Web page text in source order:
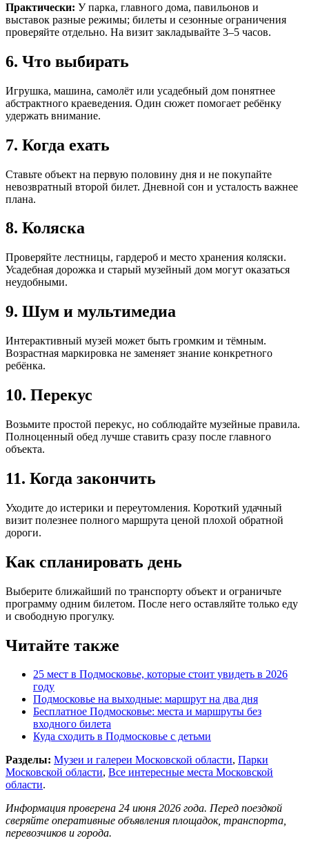
Практически: У парка, главного дома, павильонов и
выставок разные режимы; билеты и сезонные ограничения
проверяйте отдельно. На визит закладывайте 3–5 часов.
6. Что выбирать
Игрушка, машина, самолёт или усадебный дом понятнее
абстрактного краеведения. Один сюжет помогает ребёнку
удержать внимание.
7. Когда ехать
Ставьте объект на первую половину дня и не покупайте
невозвратный второй билет. Дневной сон и усталость важнее
плана.
8. Коляска
Проверяйте лестницы, гардероб и место хранения коляски.
Усадебная дорожка и старый музейный дом могут оказаться
неудобными.
9. Шум и мультимедиа
Интерактивный музей может быть громким и тёмным.
Возрастная маркировка не заменяет знание конкретного
ребёнка.
10. Перекус
Возьмите простой перекус, но соблюдайте музейные правила.
Полноценный обед лучше ставить сразу после главного
объекта.
11. Когда закончить
Уходите до истерики и переутомления. Короткий удачный
визит полезнее полного маршрута ценой плохой обратной
дороги.
Как спланировать день
Выберите ближайший по транспорту объект и ограничьте
программу одним билетом. После него оставляйте только еду
и свободную прогулку.
Читайте также
25 мест в Подмосковье, которые стоит увидеть в 2026
году
Подмосковье на выходные: маршрут на два дня
Бесплатное Подмосковье: места и маршруты без
входного билета
Куда сходить в Подмосковье с детьми
Разделы: Музеи и галереи Московской области, Парки
Московской области, Все интересные места Московской
области.
Информация проверена 24 июня 2026 года. Перед поездкой
сверяйте оперативные объявления площадок, транспорта,
перевозчиков и города.